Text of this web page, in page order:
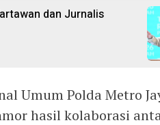
dan Jurnalis
Umum Polda Metro
hasil kolaborasi